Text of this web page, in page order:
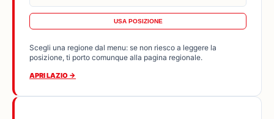
USA POSIZIONE
Scegli una regione dal menu: se non riesco a leggere la
posizione, ti porto comunque alla pagina regionale.
APRI LAZIO →